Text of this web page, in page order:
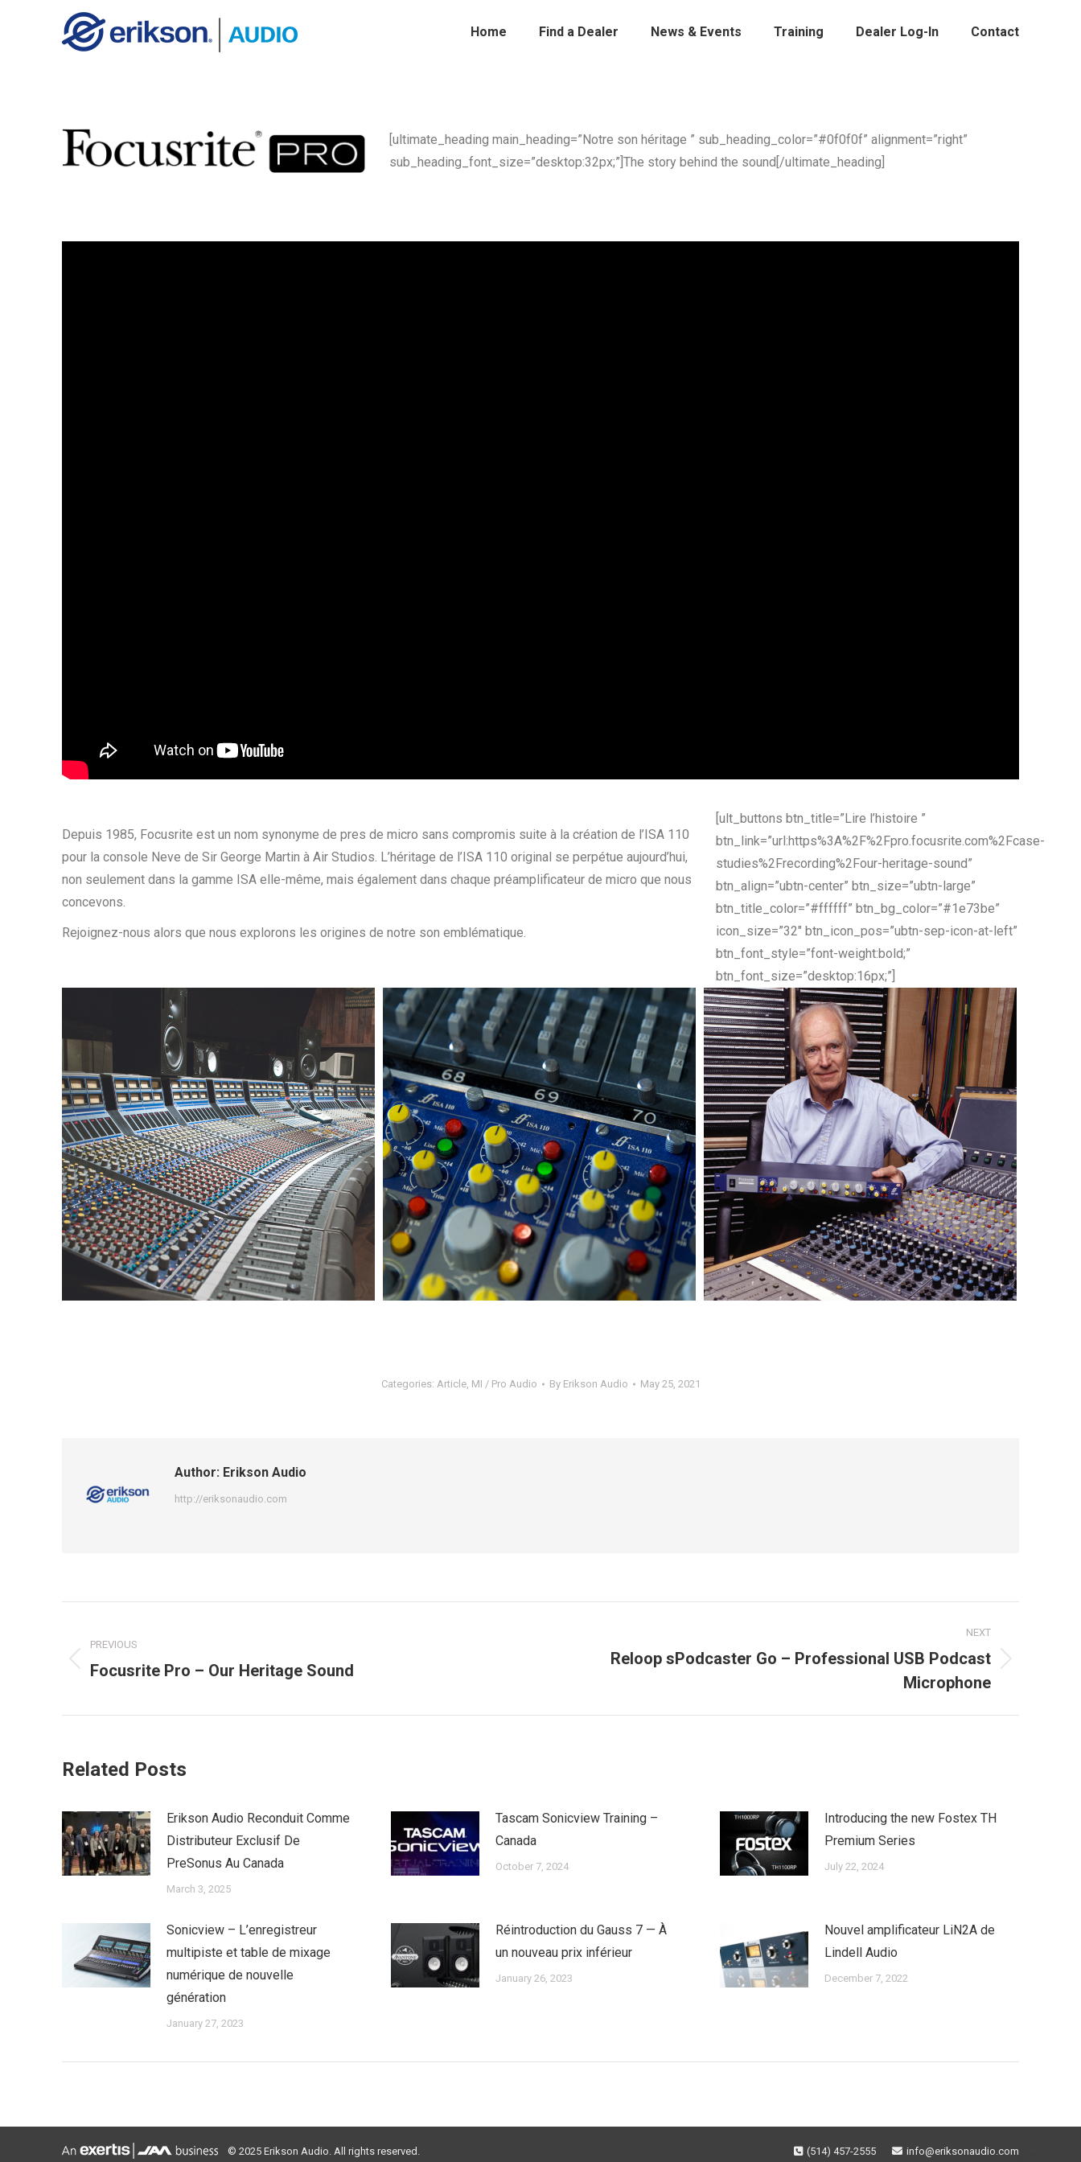
Home Find a Dealer News & Events Training Dealer Log-In Contact
[ultimate_heading main_heading=”Notre son héritage ” sub_heading_color=”#0f0f0f” alignment=”right”
sub_heading_font_size=”desktop:32px;”]The story behind the sound[/ultimate_heading]
Depuis 1985, Focusrite est un nom synonyme de pres de micro sans compromis suite à la création de l’ISA 110
pour la console Neve de Sir George Martin à Air Studios. L’héritage de l’ISA 110 original se perpétue aujourd’hui,
non seulement dans la gamme ISA elle-même, mais également dans chaque préamplificateur de micro que nous
concevons.
Rejoignez-nous alors que nous explorons les origines de notre son emblématique.
[ult_buttons btn_title=”Lire l’histoire ”
btn_link=”url:https%3A%2F%2Fpro.focusrite.com%2Fcase-
studies%2Frecording%2Four-heritage-sound”
btn_align=”ubtn-center” btn_size=”ubtn-large”
btn_title_color=”#ffffff” btn_bg_color=”#1e73be”
icon_size=”32″ btn_icon_pos=”ubtn-sep-icon-at-left”
btn_font_style=”font-weight:bold;”
btn_font_size=”desktop:16px;”]
Categories: Article, MI / Pro Audio By Erikson Audio May 25, 2021
Author: Erikson Audio
http://eriksonaudio.com
navigation
PREVIOUS
Previous
Focusrite Pro – Our Heritage Sound
NEXT
Reloop sPodcaster Go – Professional USB Podcast
Microphone
Related Posts
Erikson Audio Reconduit Comme
Distributeur Exclusif De
PreSonus Au Canada
March 3, 2025
Tascam Sonicview Training –
Canada
October 7, 2024
Introducing the new Fostex TH
Premium Series
July 22, 2024
Sonicview – L’enregistreur
multipiste et table de mixage
numérique de nouvelle
génération
January 27, 2023
Réintroduction du Gauss 7 — À
un nouveau prix inférieur
January 26, 2023
Nouvel amplificateur LiN2A de
Lindell Audio
December 7, 2022
© 2025 Erikson Audio. All rights reserved. (514) 457-2555 info@eriksonaudio.com